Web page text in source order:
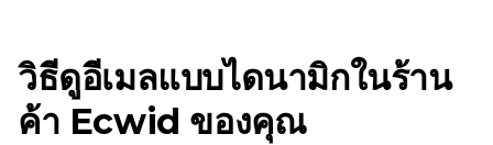
วิธีดูอีเมลแบบไดนามิกในร้าน
ค้า Ecwid ของคุณ